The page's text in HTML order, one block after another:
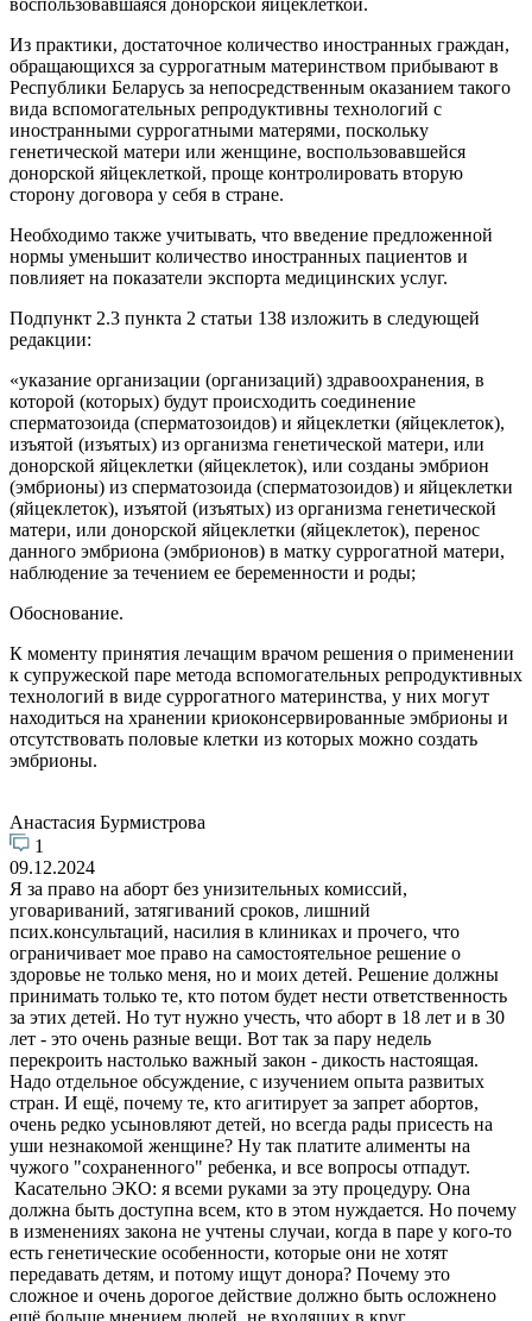
Из практики, достаточное количество иностранных граждан,
обращающихся за суррогатным материнством прибывают в
Республики Беларусь за непосредственным оказанием такого
вида вспомогательных репродуктивны технологий с
иностранными суррогатными матерями, поскольку
генетической матери или женщине, воспользовавшейся
донорской яйцеклеткой, проще контролировать вторую
сторону договора у себя в стране.
Необходимо также учитывать, что введение предложенной
нормы уменьшит количество иностранных пациентов и
повлияет на показатели экспорта медицинских услуг.
Подпункт 2.3 пункта 2 статьи 138 изложить в следующей
редакции:
«указание организации (организаций) здравоохранения, в
которой (которых) будут происходить соединение
сперматозоида (сперматозоидов) и яйцеклетки (яйцеклеток),
изъятой (изъятых) из организма генетической матери, или
донорской яйцеклетки (яйцеклеток), или созданы эмбрион
(эмбрионы) из сперматозоида (сперматозоидов) и яйцеклетки
(яйцеклеток), изъятой (изъятых) из организма генетической
матери, или донорской яйцеклетки (яйцеклеток), перенос
данного эмбриона (эмбрионов) в матку суррогатной матери,
наблюдение за течением ее беременности и роды;
Обоснование.
К моменту принятия лечащим врачом решения о применении
к супружеской паре метода вспомогательных репродуктивных
технологий в виде суррогатного материнства, у них могут
находиться на хранении криоконсервированные эмбрионы и
отсутствовать половые клетки из которых можно создать
эмбрионы.
Анастасия Бурмистрова
1
09.12.2024
Я за право на аборт без унизительных комиссий,
уговариваний, затягиваний сроков, лишний
псих.консультаций, насилия в клиниках и прочего, что
ограничивает мое право на самостоятельное решение о
здоровье не только меня, но и моих детей. Решение должны
принимать только те, кто потом будет нести ответственность
за этих детей. Но тут нужно учесть, что аборт в 18 лет и в 30
лет - это очень разные вещи. Вот так за пару недель
перекроить настолько важный закон - дикость настоящая.
Надо отдельное обсуждение, с изучением опыта развитых
стран. И ещё, почему те, кто агитирует за запрет абортов,
очень редко усыновляют детей, но всегда рады присесть на
уши незнакомой женщине? Ну так платите алименты на
чужого "сохраненного" ребенка, и все вопросы отпадут.
Касательно ЭКО: я всеми руками за эту процедуру. Она
должна быть доступна всем, кто в этом нуждается. Но почему
в изменениях закона не учтены случаи, когда в паре у кого-то
есть генетические особенности, которые они не хотят
передавать детям, и потому ищут донора? Почему это
сложное и очень дорогое действие должно быть осложнено
ещё больше мнением людей, не входящих в круг